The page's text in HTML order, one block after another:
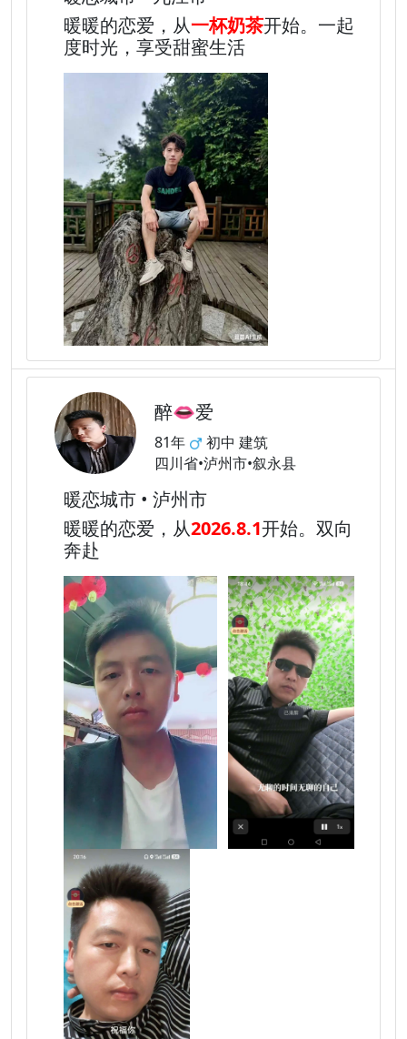
暖暖的恋爱，从一杯奶茶开始。一起
度时光，享受甜蜜生活
醉👄爱
81年
初中 建筑
四川省•泸州市•叙永县
暖恋城市 • 泸州市
暖暖的恋爱，从2026.8.1开始。双向
奔赴